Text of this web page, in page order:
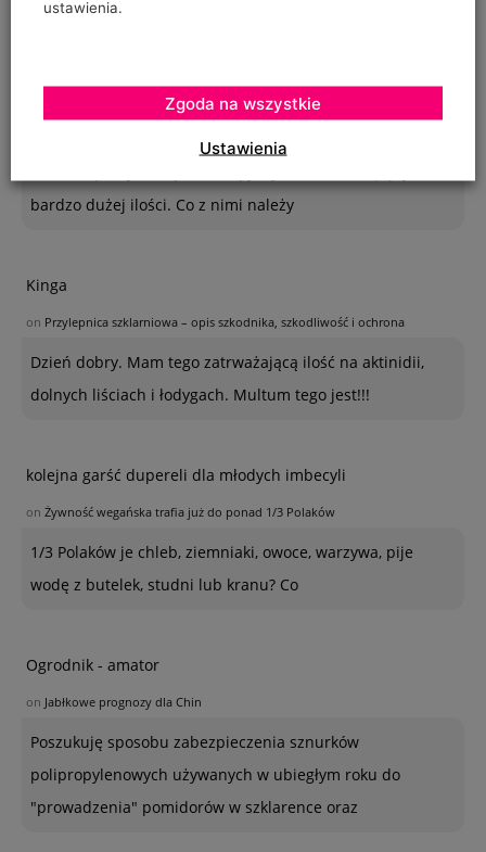
bardzo dużej ilości. Co z nimi należy
Kinga
on Przylepnica szklarniowa – opis szkodnika, szkodliwość i ochrona
Dzień dobry. Mam tego zatrważającą ilość na aktinidii,
dolnych liściach i łodygach. Multum tego jest!!!
kolejna garść dupereli dla młodych imbecyli
on Żywność wegańska trafia już do ponad 1/3 Polaków
1/3 Polaków je chleb, ziemniaki, owoce, warzywa, pije
wodę z butelek, studni lub kranu? Co
Ogrodnik - amator
on Jabłkowe prognozy dla Chin
Poszukuję sposobu zabezpieczenia sznurków
polipropylenowych używanych w ubiegłym roku do
"prowadzenia" pomidorów w szklarence oraz
ustawienia.
Ustawienia
Zgoda na wszystkie